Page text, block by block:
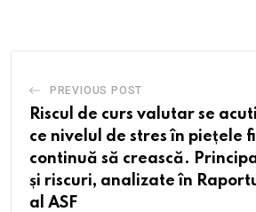
PREVIOUS POST
Riscul de curs valutar se
ce nivelul de stres în piețele
continuă să crească.
și riscuri, analizate în
al ASF